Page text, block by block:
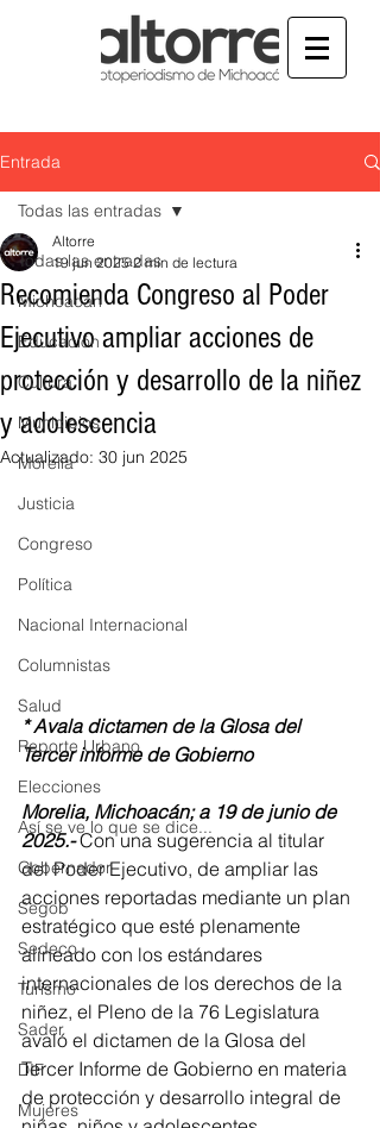
Entrada
Todas las entradas
Michoacán
Educación
Cultura
Municipios
Morelia
Justicia
Congreso
Política
Nacional Internacional
Columnistas
Salud
Reporte Urbano
Elecciones
Así se ve lo que se dice...
Gobernador
Segob
Sedeco
Turismo
Sader
DIF
Mujeres
Todas las entradas
Recomienda Congreso al Poder
Ejecutivo ampliar acciones de
protección y desarrollo de la niñez
y adolescencia
Altorre
19 jun 2025 2 min de lectura
Actualizado: 30 jun 2025
* ⁠Avala dictamen de la Glosa del
Tercer informe de Gobierno
Morelia, Michoacán; a 19 de junio de
2025.- Con una sugerencia al titular
del Poder Ejecutivo, de ampliar las
acciones reportadas mediante un plan
estratégico que esté plenamente
alineado con los estándares
internacionales de los derechos de la
niñez, el Pleno de la 76 Legislatura
avaló el dictamen de la Glosa del
Tercer Informe de Gobierno en materia
de protección y desarrollo integral de